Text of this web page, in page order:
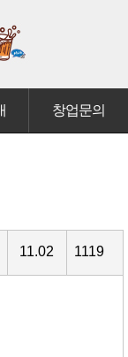
창업문의
11.02 1119